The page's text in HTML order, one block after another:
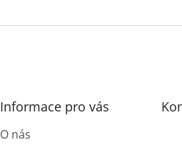
Informace pro vás
O nás